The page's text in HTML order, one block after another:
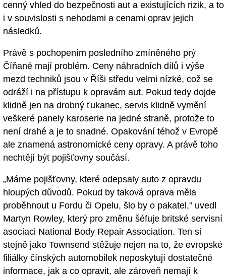
cenný vhled do bezpečnosti aut a existujících rizik, a to
i v souvislosti s nehodami a cenami oprav jejich
následků.
Právě s pochopením posledního zmíněného prý
Číňané mají problém. Ceny náhradních dílů i výše
mezd techniků jsou v Říši středu velmi nízké, což se
odráží i na přístupu k opravám aut. Pokud tedy dojde
klidně jen na drobný ťukanec, servis klidně vymění
veškeré panely karoserie na jedné straně, protože to
není drahé a je to snadné. Opakování téhož v Evropě
ale znamená astronomické ceny opravy. A právě toho
nechtějí být pojišťovny součásí.
„Máme pojišťovny, které odepsaly auto z opravdu
hloupých důvodů. Pokud by taková oprava měla
proběhnout u Fordu či Opelu, šlo by o pakatel,” uvedl
Martyn Rowley, který pro změnu šéfuje britské servisní
asociaci National Body Repair Association. Ten si
stejně jako Townsend stěžuje nejen na to, že evropské
filiálky čínských automobilek neposkytují dostatečné
informace, jak a co opravit, ale zároveň nemají k